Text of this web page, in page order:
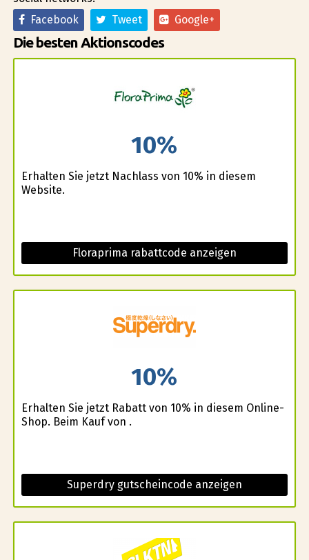
Facebook
Tweet Google+
Die besten Aktionscodes
10%
Erhalten Sie jetzt Nachlass von 10% in diesem
Website.
Floraprima rabattcode anzeigen
10%
Erhalten Sie jetzt Rabatt von 10% in diesem Online-
Shop. Beim Kauf von .
Superdry gutscheincode anzeigen